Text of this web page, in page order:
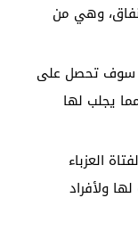
وهي من
سوف تحصل على
يجلب لها
العزباء
ولأفراد